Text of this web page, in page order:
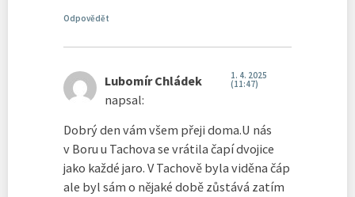
Odpovědět
Lubomír Chládek
napsal:
1. 4. 2025
(11:47)
Dobrý den vám všem přeji doma.U nás
v Boru u Tachova se vrátila čapí dvojice
jako každé jaro. V Tachově byla viděna čáp
ale byl sám o nějaké době zůstává zatím